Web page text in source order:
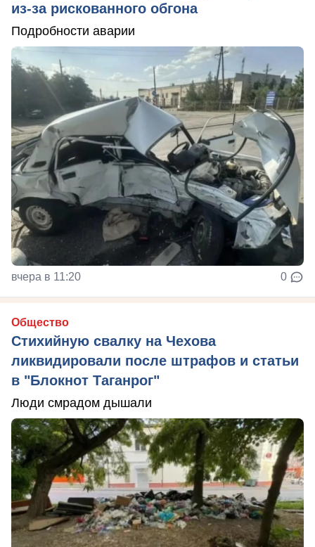
из-за рискованного обгона
Подробности аварии
вчера в 11:20 0
Общество
Стихийную свалку на Чехова
ликвидировали после штрафов и статьи
в "Блокнот Таганрог"
Люди смрадом дышали